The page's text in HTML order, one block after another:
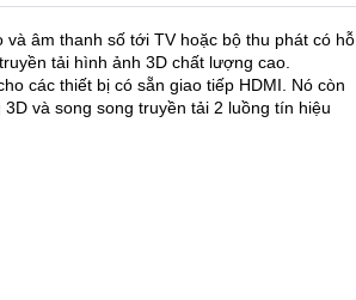
âm thanh số tới TV hoặc bộ thu phát có hỗ
tải hình ảnh 3D chất lượng cao.
các thiết bị có sẵn giao tiếp HDMI. Nó còn
và song song truyền tải 2 luồng tín hiệu